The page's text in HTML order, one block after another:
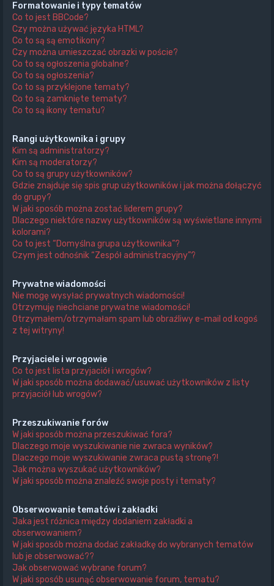
Formatowanie i typy tematów
Co to jest BBCode?
Czy można używać języka HTML?
Co to są są emotikony?
Czy można umieszczać obrazki w poście?
Co to są ogłoszenia globalne?
Co to są ogłoszenia?
Co to są przyklejone tematy?
Co to są zamknięte tematy?
Co to są ikony tematu?
Rangi użytkownika i grupy
Kim są administratorzy?
Kim są moderatorzy?
Co to są grupy użytkowników?
Gdzie znajduje się spis grup użytkowników i jak można dołączyć
do grupy?
W jaki sposób można zostać liderem grupy?
Dlaczego niektóre nazwy użytkowników są wyświetlane innymi
kolorami?
Co to jest “Domyślna grupa użytkownika”?
Czym jest odnośnik “Zespół administracyjny”?
Prywatne wiadomości
Nie mogę wysyłać prywatnych wiadomości!
Otrzymuję niechciane prywatne wiadomości!
Otrzymałem/otrzymałam spam lub obraźliwy e-mail od kogoś
z tej witryny!
Przyjaciele i wrogowie
Co to jest lista przyjaciół i wrogów?
W jaki sposób można dodawać/usuwać użytkowników z listy
przyjaciół lub wrogów?
Przeszukiwanie forów
W jaki sposób można przeszukiwać fora?
Dlaczego moje wyszukiwanie nie zwraca wyników?
Dlaczego moje wyszukiwanie zwraca pustą stronę?!
Jak można wyszukać użytkowników?
W jaki sposób można znaleźć swoje posty i tematy?
Obserwowanie tematów i zakładki
Jaka jest różnica między dodaniem zakładki a
obserwowaniem?
W jaki sposób można dodać zakładkę do wybranych tematów
lub je obserwować??
Jak obserwować wybrane forum?
W jaki sposób usunąć obserwowanie forum, tematu?